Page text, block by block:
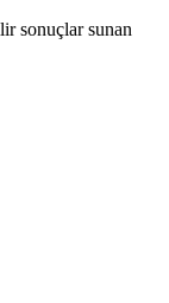
sonuçlar sunan